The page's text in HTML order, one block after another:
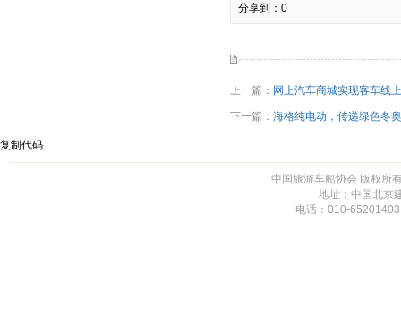
分享到： 0
上一篇： 网上汽车商城实现客车线
下一篇： 海格纯电动，传递绿色冬
复制代码
中国旅游车船协会 版权所
地址：中国北京
电话：010-